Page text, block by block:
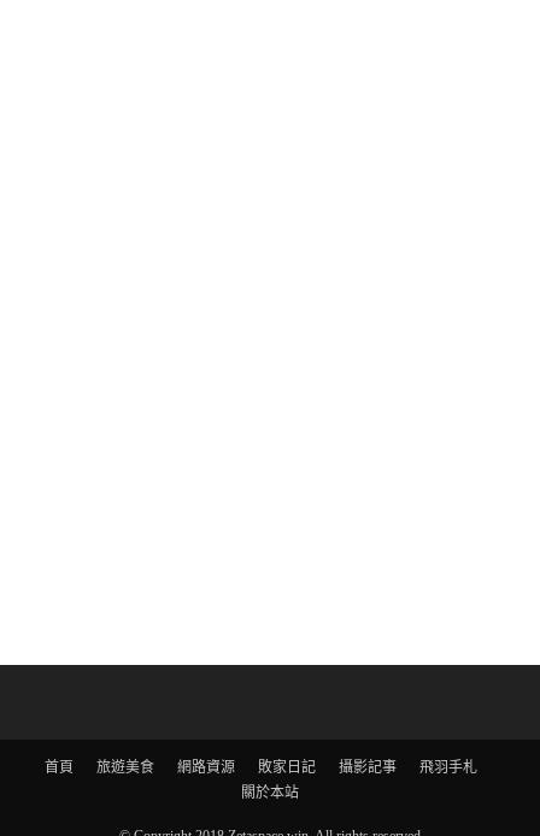
首頁 旅遊美食 網路資源 敗家日記 攝影記事
飛羽手札
關於本站